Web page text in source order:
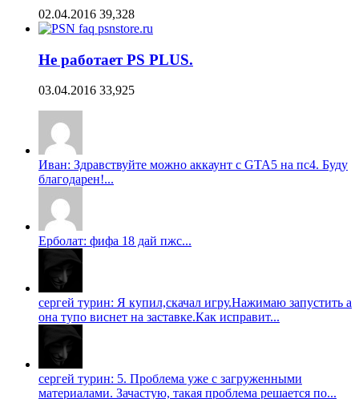
02.04.2016 39,328
Не работает PS PLUS.
03.04.2016 33,925
Иван: Здравствуйте можно аккаунт с GTA5 на пс4. Буду
благодарен!...
Ерболат: фифа 18 дай пжс...
сергей турин: Я купил,скачал игру.Нажимаю запустить а
она тупо виснет на заставке.Как исправит...
сергей турин: 5. Проблема уже с загруженными
материалами. Зачастую, такая проблема решается по...